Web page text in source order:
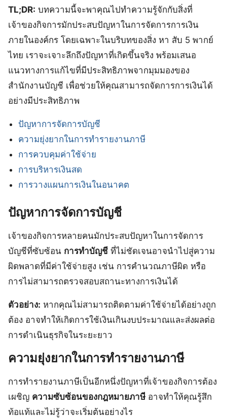
TL;DR: บทความนี้จะพาคุณไปทำความรู้จักกับสิ่งที่
เจ้าของกิจการมักประสบปัญหาในการจัดการการเงิน
ภายในองค์กร โดยเฉพาะในบริบทของสิ่ง หา สับ 5 พากย์
ไทย เราจะเจาะลึกถึงปัญหาที่เกิดขึ้นจริง พร้อมเสนอ
แนวทางการแก้ไขที่มีประสิทธิภาพจากมุมมองของ
สำนักงานบัญชี เพื่อช่วยให้คุณสามารถจัดการการเงินได้
อย่างมีประสิทธิภาพ
ปัญหาการจัดการบัญชี
ความยุ่งยากในการทำรายงานภาษี
การควบคุมค่าใช้จ่าย
การบริหารเงินสด
การวางแผนการเงินในอนาคต
ปัญหาการจัดการบัญชี
เจ้าของกิจการหลายคนมักประสบปัญหาในการจัดการ
บัญชีที่ซับซ้อน การทำบัญชี ที่ไม่ชัดเจนอาจนำไปสู่ความ
ผิดพลาดที่มีค่าใช้จ่ายสูง เช่น การคำนวณภาษีผิด หรือ
การไม่สามารถตรวจสอบสถานะทางการเงินได้
ตัวอย่าง: หากคุณไม่สามารถติดตามค่าใช้จ่ายได้อย่างถูก
ต้อง อาจทำให้เกิดการใช้เงินเกินงบประมาณและส่งผลต่อ
การดำเนินธุรกิจในระยะยาว
ความยุ่งยากในการทำรายงานภาษี
การทำรายงานภาษีเป็นอีกหนึ่งปัญหาที่เจ้าของกิจการต้อง
เผชิญ ความซับซ้อนของกฎหมายภาษี อาจทำให้คุณรู้สึก
ท้อแท้และไม่รู้ว่าจะเริ่มต้นอย่างไร